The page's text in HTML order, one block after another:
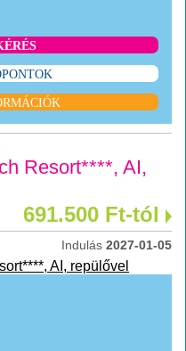
Resort****, AI,
691.500 Ft-tól
Indulás 2027-01-05